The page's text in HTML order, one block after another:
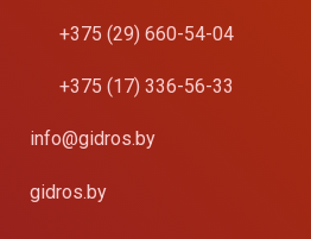
+375 (29) 660-54-04
+375 (17) 336-56-33
info@gidros.by
gidros.by